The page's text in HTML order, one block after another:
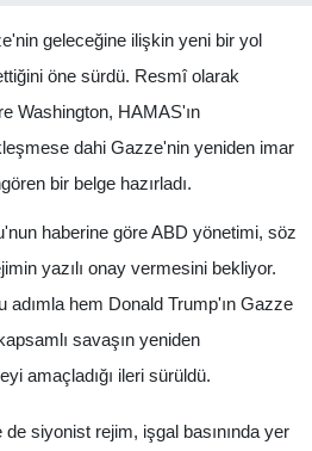
geleceğine ilişkin yeni bir yol
öne sürdü. Resmî olarak
Washington, HAMAS'ın
dahi Gazze'nin yeniden imar
bir belge hazırladı.
haberine göre ABD yönetimi, söz
yazılı onay vermesini bekliyor.
adımla hem Donald Trump'ın Gazze
savaşın yeniden
amaçladığı ileri sürüldü.
siyonist rejim, işgal basınında yer